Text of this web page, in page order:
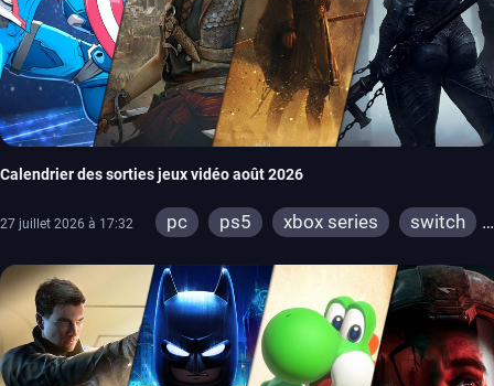
Calendrier des sorties jeux vidéo août 2026
27 juillet 2026 à 17:32 pc ps5 xbox series
switch